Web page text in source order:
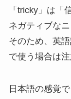
「tricky」は「
ネガティブな
そのため、英
で使う場合は注
日本語の感覚